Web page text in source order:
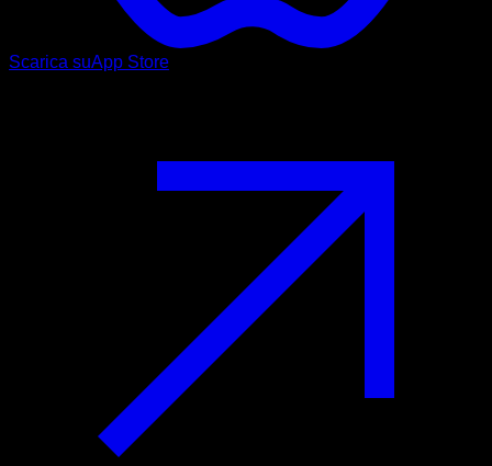
Scarica suApp Store